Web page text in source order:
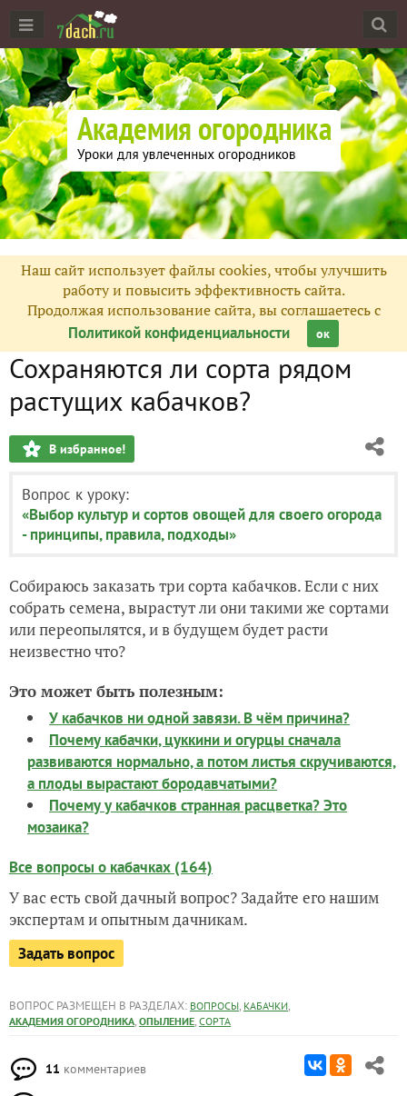
Наш сайт использует файлы cookies, чтобы улучшить
работу и повысить эффективность сайта.
Продолжая использование сайта, вы соглашаетесь с
Политикой конфиденциальности
ок
Сохраняются ли сорта рядом
растущих кабачков?
В избранное!
Вопрос к уроку:
«Выбор культур и сортов овощей для своего огорода
- принципы, правила, подходы»
Собираюсь заказать три сорта кабачков. Если с них
собрать семена, вырастут ли они такими же сортами
или переопылятся, и в будущем будет расти
неизвестно что?
Это может быть полезным:
У кабачков ни одной завязи. В чём причина?
Почему кабачки, цуккини и огурцы сначала
развиваются нормально, а потом листья скручиваются,
а плоды вырастают бородавчатыми?
Почему у кабачков странная расцветка? Это
мозаика?
Все вопросы о кабачках (164)
У вас есть свой дачный вопрос? Задайте его нашим
экспертам и опытным дачникам.
Задать вопрос
ВОПРОС РАЗМЕЩЕН В РАЗДЕЛАХ: ВОПРОСЫ, КАБАЧКИ,
АКАДЕМИЯ ОГОРОДНИКА, ОПЫЛЕНИЕ, СОРТА
11 комментариев